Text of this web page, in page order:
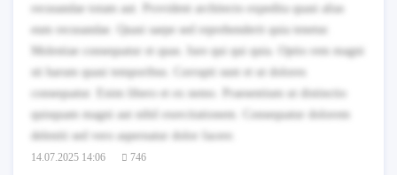
recusandae totam aut. Provident architecto expedita quasi alias
eum recusandae. Quasi saepe sed reprehenderit quia tenetur.
Molestiae consequatur et quas. Iure qui qui quia. Optio rem magni
sit harum quasi temporibus. Corrupti sunt et ut dolores
consequatur. Enim libero et ex nemo. Praesentium ut distinctio
quisquam magni aut nihil exercitationem. Consequatur dolorem
deleniti sed vero aspernatur dolor facere.
14.07.2025 14:06 746